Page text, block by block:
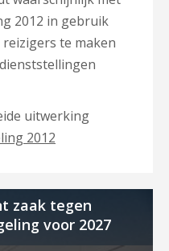
2012 in gebruik
te maken
uitwerking
2012
zaak tegen
voor 2027